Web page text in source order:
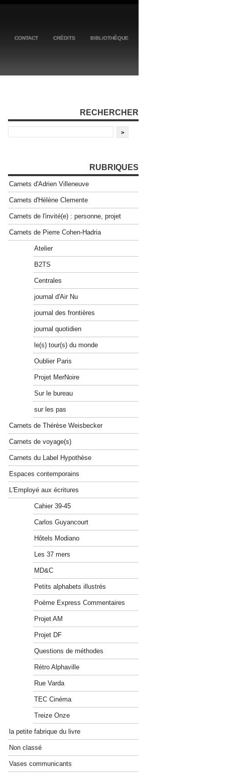
CONTACT CRÉDITS BIBLIOTHÈQUE
RECHERCHER
RUBRIQUES
Carnets d'Adrien Villeneuve
Carnets d'Hélène Clemente
Carnets de l'invité(e) : personne, projet
Carnets de Pierre Cohen-Hadria
Atelier
B2TS
Centrales
journal d'Air Nu
journal des frontières
journal quotidien
le(s) tour(s) du monde
Oublier Paris
Projet MerNoire
Sur le bureau
sur les pas
Carnets de Thérèse Weisbecker
Carnets de voyage(s)
Carnets du Label Hypothèse
Espaces contemporains
L'Employé aux écritures
Cahier 39-45
Carlos Guyancourt
Hôtels Modiano
Les 37 mers
MD&C
Petits alphabets illustrés
Poème Express Commentaires
Projet AM
Projet DF
Questions de méthodes
Rétro Alphaville
Rue Varda
TEC Cinéma
Treize Onze
la petite fabrique du livre
Non classé
Vases communicants